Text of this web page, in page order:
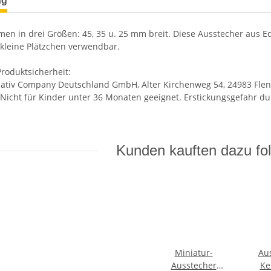
in drei Größen: 45, 35 u. 25 mm breit. Diese Ausstecher aus
Plätzchen verwendbar.
Company Deutschland GmbH, Alter Kirchenweg 54, 24983
für Kinder unter 36 Monaten geeignet. Erstickungsgefahr
Kunden kauften dazu
Miniatur-
Ausstecher